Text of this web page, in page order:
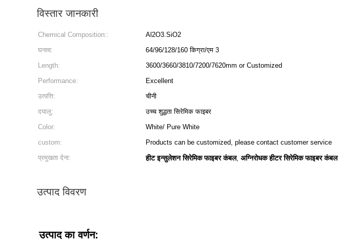
विस्तार जानकारी
Chemical Composition:: Al2O3.SiO2
घनत्व:
64/96/128/160 किग्रा/एम 3
Length:
3600/3660/3810/7200/7620mm or Customized
Performance:
Excellent
उत्पत्ति:
चीनी
दयालु:
उच्च शुद्धता सिरेमिक फाइबर
Color:
White/ Pure White
custom:
Products can be customized, please contact customer service
प्रमुखता देना:
हीट इन्सुलेशन सिरेमिक फाइबर कंबल, अग्निरोधक हीटर सिरेमिक फाइबर कंबल
उत्पाद विवरण
उत्पाद का वर्णन: